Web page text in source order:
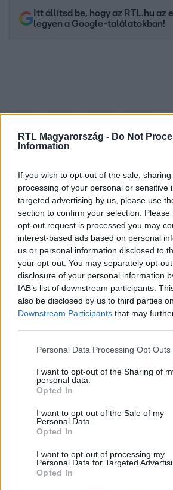
RTL Magyarország - Do Not
Information
If you wish to opt-out of the sale,
processing of your personal or sensitive
targeted advertising by us, please use
section to confirm your selection.
opt-out request is processed you may
interest-based ads based on personal
us or personal information disclosed to
your opt-out. You may separately opt-
disclosure of your personal information
IAB’s list of downstream participants.
also be disclosed by us to third parties
Downstream Participants that may
Please note that this website/app uses
not limited to your visit or usage
grant or deny consent to Google and its
use your data for below specified
consent section.
Personal Data Processing Opt Outs
I want to opt-out of the Sharing of
personal data.
Opted In
I want to opt-out of the Sale of my
Personal Data.
Opted In
I want to opt-out of processing my
Personal Data for Targeted
Opted In
Itt állítsd be, hogy az RTL.hu az
legyen a Google-találatokban!
Kövess minket, és értesülj a
Facebookon is!
Követem
TŐZSDE
Népszerű